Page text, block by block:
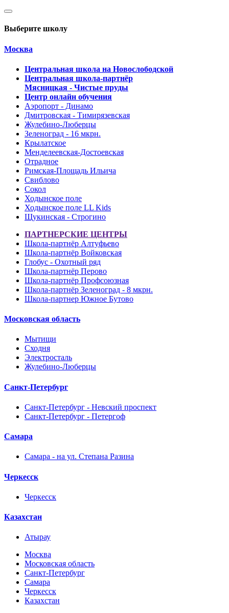
Выберите школу
Москва
Центральная школа на Новослободской
Центральная школа-партнёр
Мясницкая - Чистые пруды
Центр онлайн обучения
Аэропорт - Динамо
Дмитровская - Тимирязевская
Жулебино-Люберцы
Зеленоград - 16 мкрн.
Крылатское
Менделеевская-Достоевская
Отрадное
Римская-Площадь Ильича
Свиблово
Сокол
Ходынское поле
Ходынское поле LL Kids
Щукинская - Строгино
ПАРТНЕРСКИЕ ЦЕНТРЫ
Школа-партнёр Алтуфьево
Школа-партнёр Войковская
Глобус - Охотный ряд
Школа-партнёр Перово
Школа-партнёр Профсоюзная
Школа-партнёр Зеленоград - 8 мкрн.
Школа-партнер Южное Бутово
Московская область
Мытищи
Сходня
Электросталь
Жулебино-Люберцы
Санкт-Петербург
Санкт-Петербург - Невский проспект
Санкт-Петербург - Петергоф
Самара
Самара - на ул. Степана Разина
Черкесск
Черкесск
Казахстан
Атырау
Москва
Московская область
Санкт-Петербург
Самара
Черкесск
Казахстан